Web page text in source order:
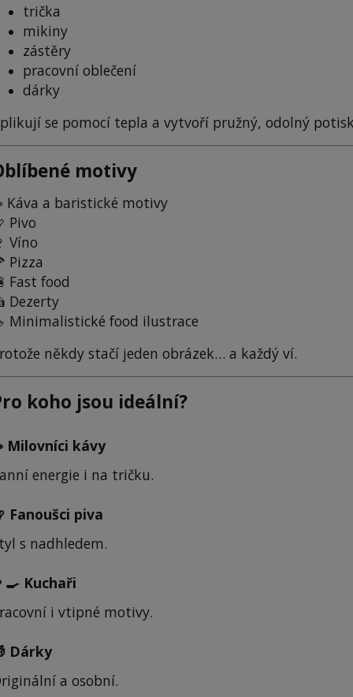
trička
mikiny
zástěry
pracovní oblečení
dárky
se pomocí tepla a vytvoří pružný, odolný
motivy
Káva a baristické motivy
Pivo
Víno
Pizza
Fast food
Dezerty
Minimalistické food ilustrace
někdy stačí jeden obrázek… a každý ví.
koho jsou ideální?
Milovníci kávy
energie i na tričku.
Fanoušci piva
s nadhledem.
Kuchaři
i vtipné motivy.
Dárky
a osobní.